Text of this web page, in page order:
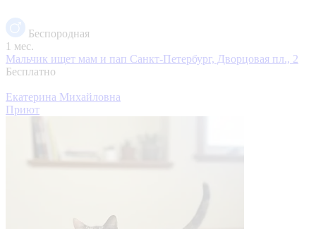
Беспородная
1 мес.
Мальчик ищет мам и пап Санкт-Петербург, Дворцовая пл., 2
Бесплатно
Екатерина Михайловна
Приют